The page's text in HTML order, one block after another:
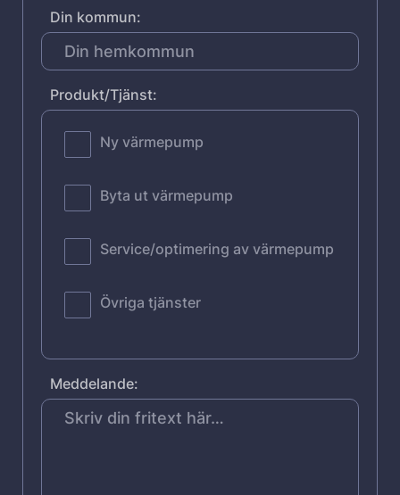
Din kommun:
Produkt/Tjänst:
Ny värmepump
Byta ut värmepump
Service/optimering av värmepump
Övriga tjänster
Meddelande: